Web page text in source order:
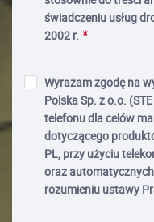
świadczeniu usług
2002 r.
Wyrażam zgodę na
Polska Sp. z o.o.
telefonu dla celów
dotyczącego
PL, przy użyciu
oraz
rozumieniu ustawy